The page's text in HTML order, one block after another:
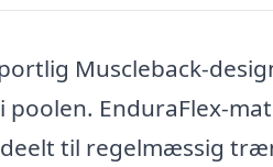
Muscleback-
EnduraFlex-
til regelmæssig